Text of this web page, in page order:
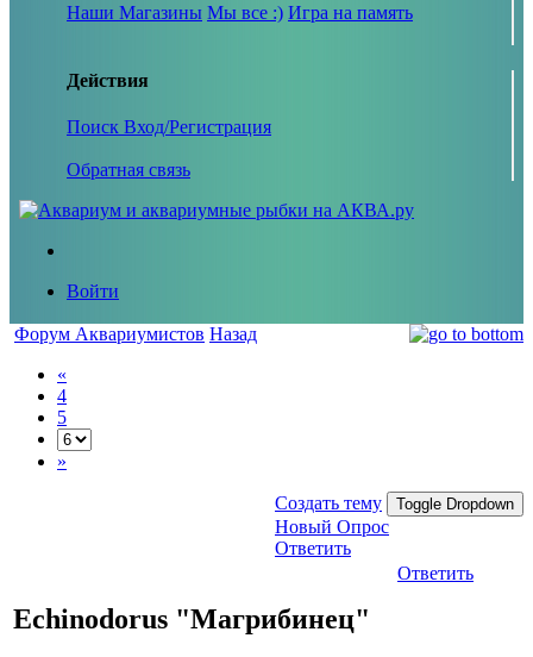
Наши Магазины Мы все :) Игра на память
Действия
Поиск Вход/Регистрация
Обратная связь
Войти
Форум Аквариумистов Назад
«
4
5
»
Создать тему Toggle Dropdown
Новый Опрос
Ответить
Ответить
Echinodorus "Магрибинец"